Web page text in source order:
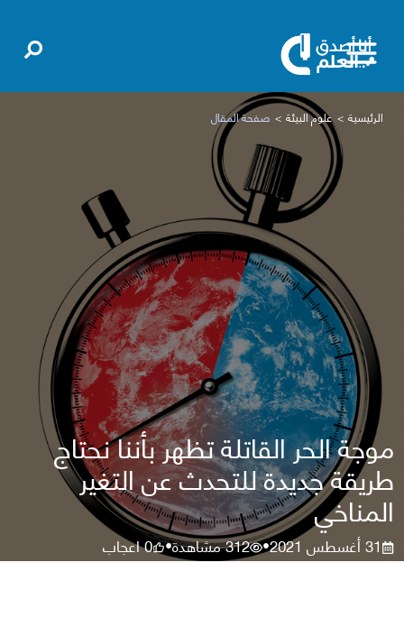
الرئيسية علوم البيئة صفحة المقال
موجة الحر القاتلة تظهر بأننا نحتاج
طريقة جديدة للتحدث عن التغير
المناخي
31 أغسطس 2021 •
312مشاهدة•
0اعجاب